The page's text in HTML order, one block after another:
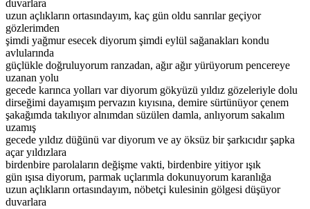
duvarlara
uzun açlıkların ortasındayım, kaç gün oldu sanrılar geçiyor
gözlerimden
şimdi yağmur esecek diyorum şimdi eylül sağanakları kondu
avlularında
güçlükle doğruluyorum ranzadan, ağır ağır yürüyorum pencereye
uzanan yolu
gecede karınca yolları var diyorum gökyüzü yıldız gözeleriyle dolu
dirseğimi dayamışım pervazın kıyısına, demire sürtünüyor çenem
şakağımda takılıyor alnımdan süzülen damla, anlıyorum sakalım
uzamış
gecede yıldız düğünü var diyorum ve ay öksüz bir şarkıcıdır şapka
açar yıldızlara
birdenbire parolaların değişme vakti, birdenbire yitiyor ışık
gün ışısa diyorum, parmak uçlarımla dokunuyorum karanlığa
uzun açlıkların ortasındayım, nöbetçi kulesinin gölgesi düşüyor
duvarlara